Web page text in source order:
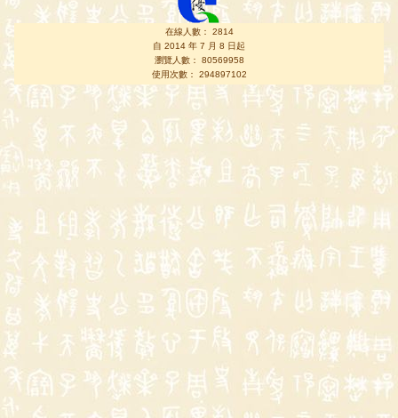
在線人數： 2814
自 2014 年 7 月 8 日起
瀏覽人數： 80569958
使用次數： 294897102